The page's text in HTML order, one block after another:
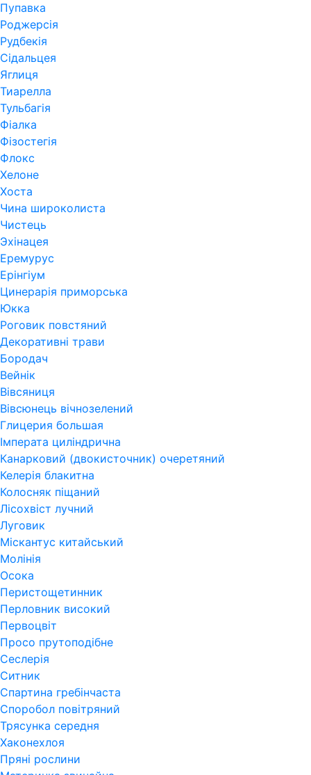
Пупавка
Роджерсія
Рудбекія
Сідальцея
Яглиця
Тиарелла
Тульбагія
Фіалка
Фізостегія
Флокс
Хелоне
Хоста
Чина широколиста
Чистець
Эхінацея
Еремурус
Ерінгіум
Цинерарія приморська
Юкка
Роговик повстяний
Декоративні трави
Бородач
Вейнік
Вівсяниця
Вівсюнець вічнозелений
Глицерия большая
Імперата циліндрична
Канарковий (двокисточник) очеретяний
Келерія блакитна
Колосняк піщаний
Лісохвіст лучний
Луговик
Міскантус китайський
Молінія
Осока
Перистощетинник
Перловник високий
Первоцвіт
Просо прутоподібне
Сеслерія
Ситник
Спартина гребінчаста
Споробол повітряний
Трясунка середня
Хаконехлоя
Пряні рослини